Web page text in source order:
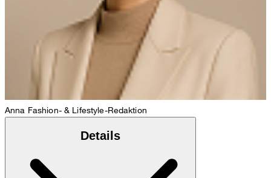
Anna Fashion- & Lifestyle-Redaktion
Details